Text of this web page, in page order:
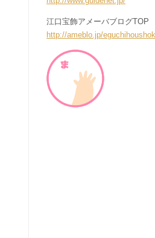
江口宝飾アメーバブログTOP
http://ameblo.jp/